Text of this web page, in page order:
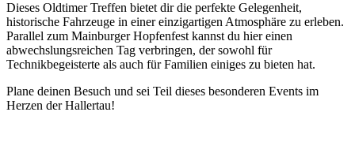
Dieses Oldtimer Treffen bietet dir die perfekte Gelegenheit,
historische Fahrzeuge in einer einzigartigen Atmosphäre zu erleben.
Parallel zum Mainburger Hopfenfest kannst du hier einen
abwechslungsreichen Tag verbringen, der sowohl für
Technikbegeisterte als auch für Familien einiges zu bieten hat.
Plane deinen Besuch und sei Teil dieses besonderen Events im
Herzen der Hallertau!